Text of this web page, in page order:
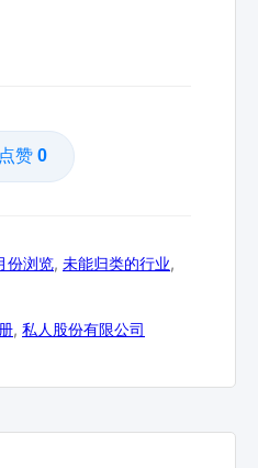
点赞 0
份浏览, 未能归类的行业,
, 私人股份有限公司